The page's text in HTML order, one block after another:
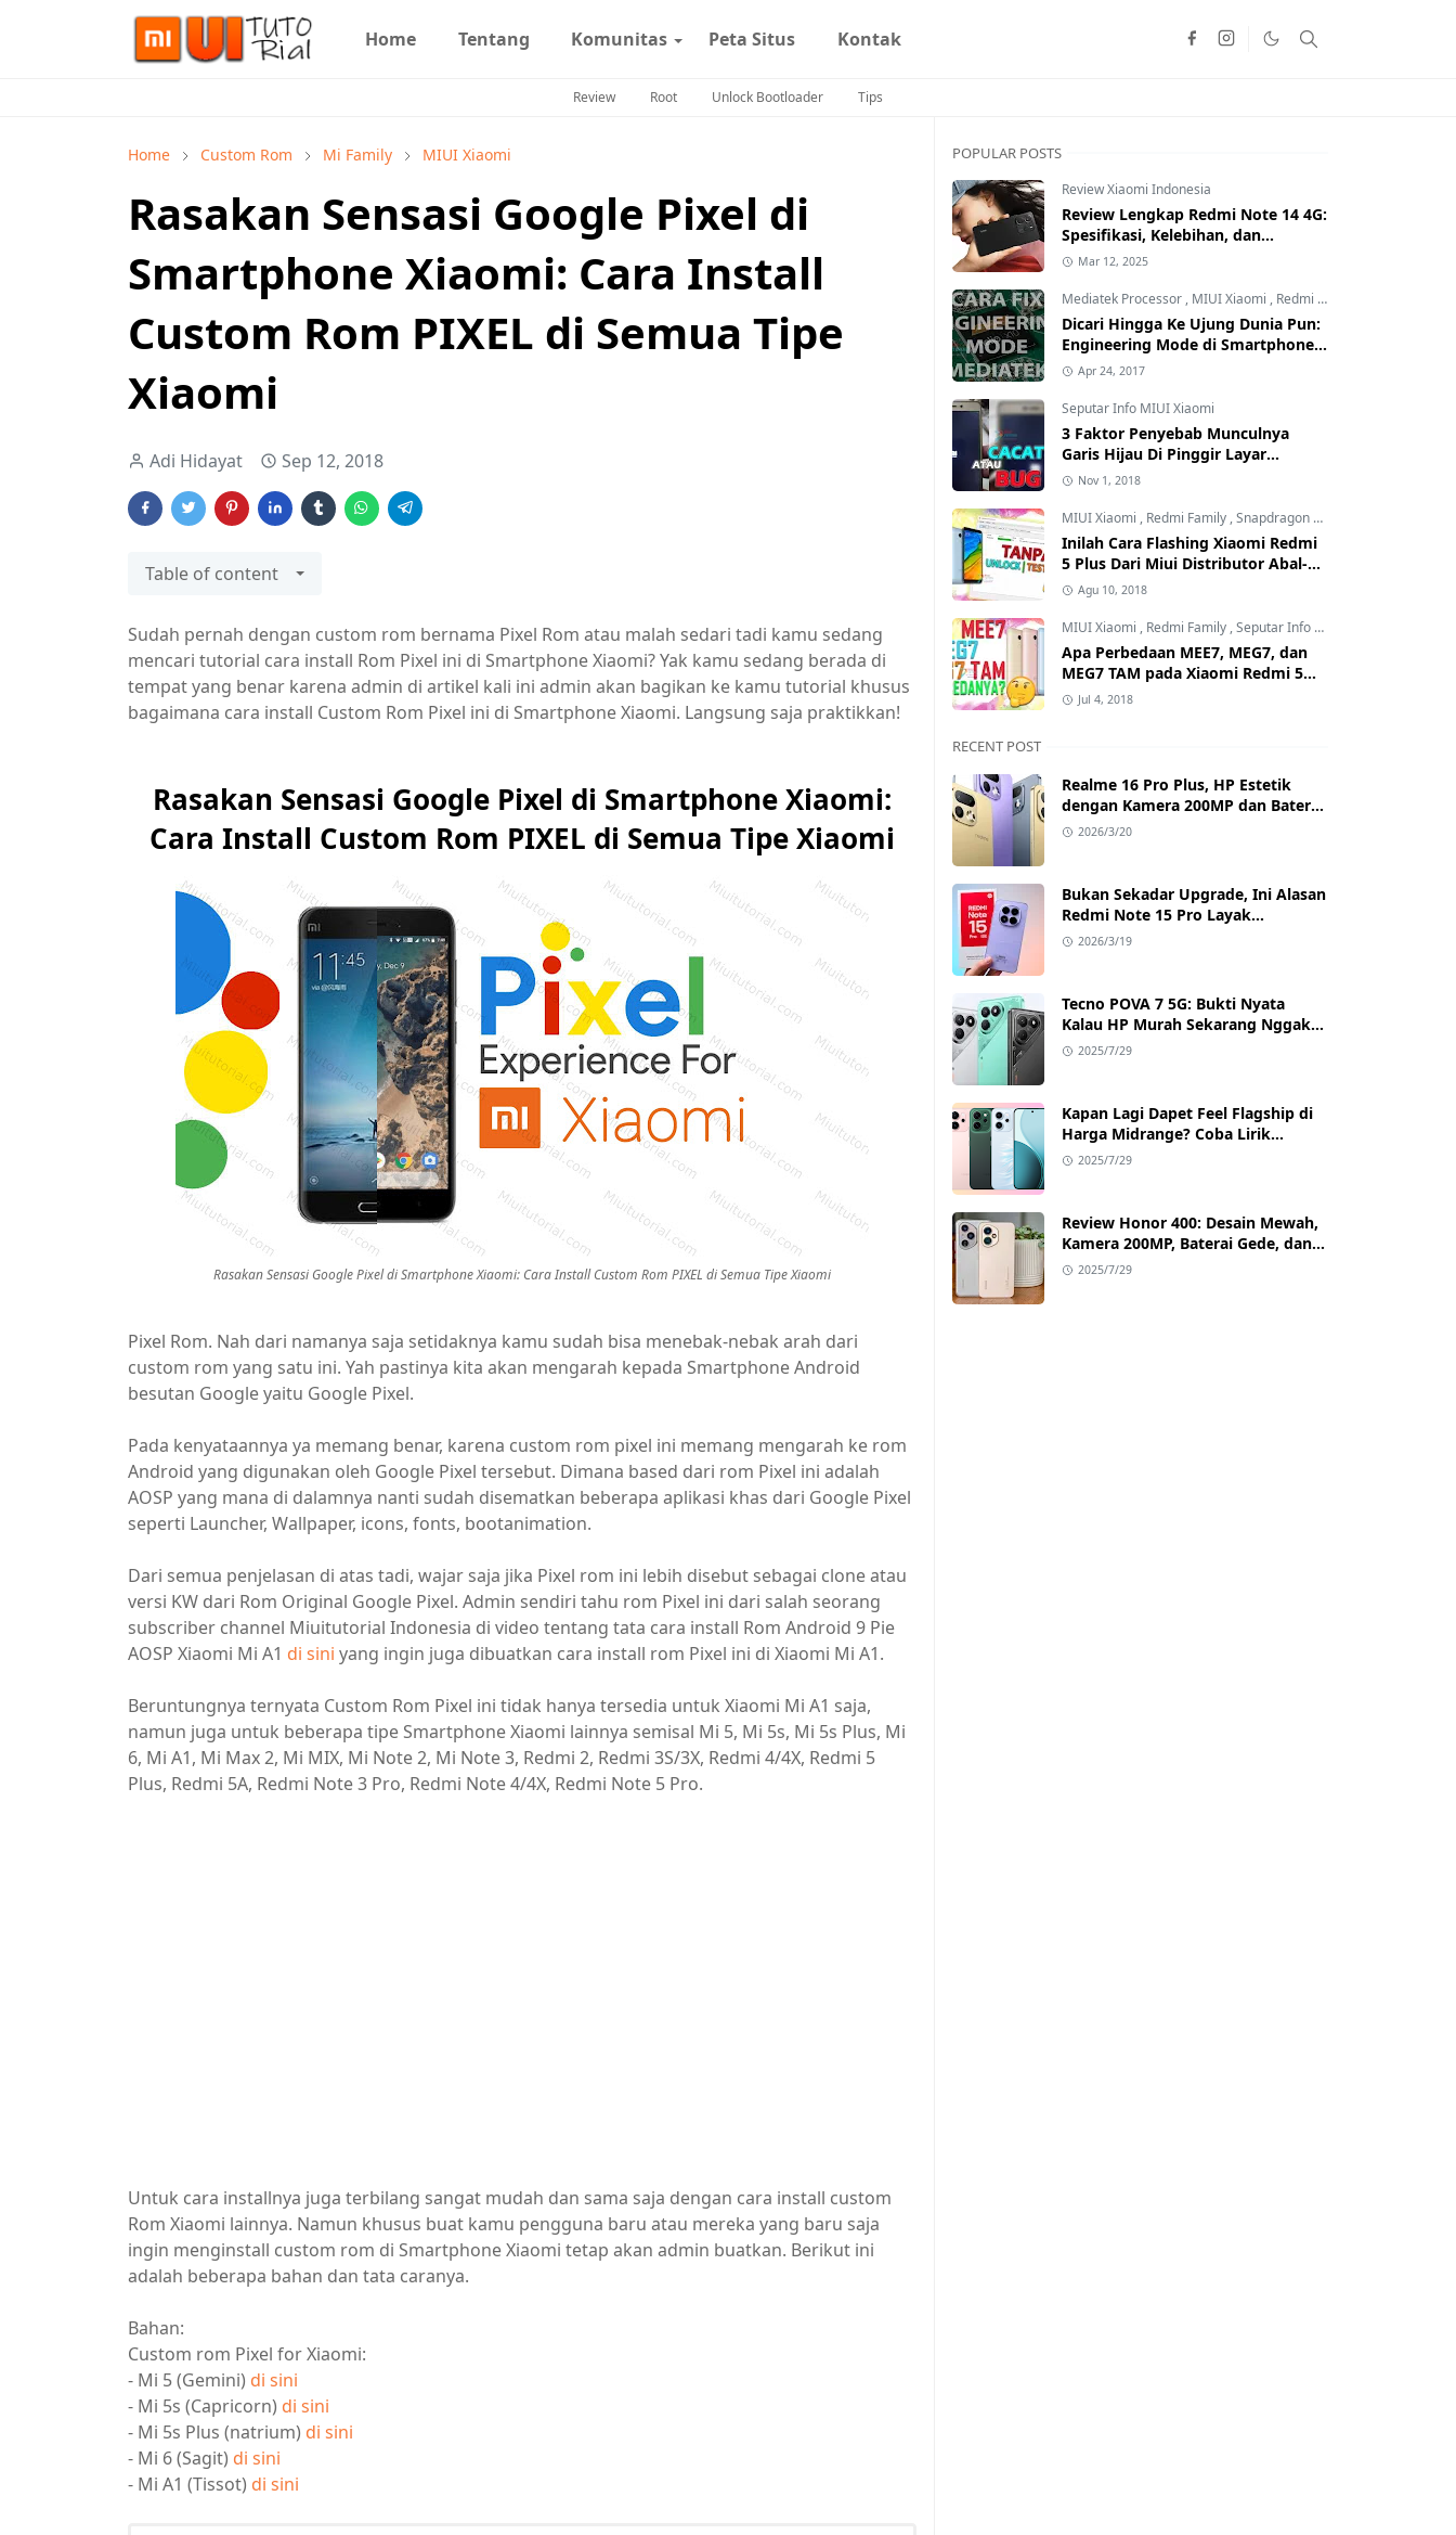
Home Tentang Komunitas Peta Situs Kontak
Review Root Unlock Bootloader Tips
Home Custom Rom Mi Family MIUI Xiaomi
Rasakan Sensasi Google Pixel di
Smartphone Xiaomi: Cara Install
Custom Rom PIXEL di Semua Tipe
Xiaomi
Adi Hidayat Sep 12, 2018
Table of content
Sudah pernah dengan custom rom bernama Pixel Rom atau malah sedari tadi kamu sedang
mencari tutorial cara install Rom Pixel ini di Smartphone Xiaomi? Yak kamu sedang berada di
tempat yang benar karena admin di artikel kali ini admin akan bagikan ke kamu tutorial khusus
bagaimana cara install Custom Rom Pixel ini di Smartphone Xiaomi. Langsung saja praktikkan!
Rasakan Sensasi Google Pixel di Smartphone Xiaomi:
Cara Install Custom Rom PIXEL di Semua Tipe Xiaomi
Rasakan Sensasi Google Pixel di Smartphone Xiaomi: Cara Install Custom Rom PIXEL di Semua Tipe Xiaomi
Pixel Rom. Nah dari namanya saja setidaknya kamu sudah bisa menebak-nebak arah dari
custom rom yang satu ini. Yah pastinya kita akan mengarah kepada Smartphone Android
besutan Google yaitu Google Pixel.
Pada kenyataannya ya memang benar, karena custom rom pixel ini memang mengarah ke rom
Android yang digunakan oleh Google Pixel tersebut. Dimana based dari rom Pixel ini adalah
AOSP yang mana di dalamnya nanti sudah disematkan beberapa aplikasi khas dari Google Pixel
seperti Launcher, Wallpaper, icons, fonts, bootanimation.
Dari semua penjelasan di atas tadi, wajar saja jika Pixel rom ini lebih disebut sebagai clone atau
versi KW dari Rom Original Google Pixel. Admin sendiri tahu rom Pixel ini dari salah seorang
subscriber channel Miuitutorial Indonesia di video tentang tata cara install Rom Android 9 Pie
AOSP Xiaomi Mi A1 di sini yang ingin juga dibuatkan cara install rom Pixel ini di Xiaomi Mi A1.
Beruntungnya ternyata Custom Rom Pixel ini tidak hanya tersedia untuk Xiaomi Mi A1 saja,
namun juga untuk beberapa tipe Smartphone Xiaomi lainnya semisal Mi 5, Mi 5s, Mi 5s Plus, Mi
6, Mi A1, Mi Max 2, Mi MIX, Mi Note 2, Mi Note 3, Redmi 2, Redmi 3S/3X, Redmi 4/4X, Redmi 5
Plus, Redmi 5A, Redmi Note 3 Pro, Redmi Note 4/4X, Redmi Note 5 Pro.
Untuk cara installnya juga terbilang sangat mudah dan sama saja dengan cara install custom
Rom Xiaomi lainnya. Namun khusus buat kamu pengguna baru atau mereka yang baru saja
ingin menginstall custom rom di Smartphone Xiaomi tetap akan admin buatkan. Berikut ini
adalah beberapa bahan dan tata caranya.
Bahan:
Custom rom Pixel for Xiaomi:
- Mi 5 (Gemini) di sini
- Mi 5s (Capricorn) di sini
- Mi 5s Plus (natrium) di sini
- Mi 6 (Sagit) di sini
- Mi A1 (Tissot) di sini
POPULAR POSTS
Review Xiaomi Indonesia
Review Lengkap Redmi Note 14 4G:
Spesifikasi, Kelebihan, dan
Kekurangan!
Mar 12, 2025
Mediatek Processor , MIUI Xiaomi , Redmi Family
Dicari Hingga Ke Ujung Dunia Pun:
Engineering Mode di Smartphone
Xiaomi Kamu Hilang? Ini Tutorial
Cara Mengembalikannya
Apr 24, 2017
Seputar Info MIUI Xiaomi
3 Faktor Penyebab Munculnya
Garis Hijau Di Pinggir Layar
Smartphone Xiaomi: Kamu yang
Nov 1, 2018
MIUI Xiaomi , Redmi Family ,Snapdragon Processor
Inilah Cara Flashing Xiaomi Redmi
5 Plus Dari Miui Distributor Abal-
Abal ke Offcial Tanpa Test Point
dan Tanpa Unlock Bootloader
Agu 10, 2018
MIUI Xiaomi , Redmi Family ,Seputar Info MIUI Xiaomi
Apa Perbedaan MEE7, MEG7, dan
MEG7 TAM pada Xiaomi Redmi 5
Plus? Benarkah MEG7 TAM Tidak
Jul 4, 2018
RECENT POST
Realme 16 Pro Plus, HP Estetik
dengan Kamera 200MP dan Baterai
Badak
2026/3/20
Bukan Sekadar Upgrade, Ini Alasan
Redmi Note 15 Pro Layak
Dipertimbangkan
2026/3/19
Tecno POVA 7 5G: Bukti Nyata
Kalau HP Murah Sekarang Nggak
Main-Main Lagi
2025/7/29
Kapan Lagi Dapet Feel Flagship di
Harga Midrange? Coba Lirik
Reno14 Pro 5G!
2025/7/29
Review Honor 400: Desain Mewah,
Kamera 200MP, Baterai Gede, dan
Google Full Akses
2025/7/29